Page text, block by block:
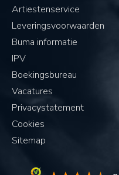
Artiestenservice
Leveringsvoorwaarden
Buma informatie
IPV
Boekingsbureau
Vacatures
Privacystatement
Cookies
Sitemap